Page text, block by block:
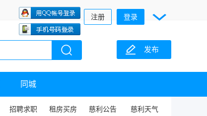
注册 登录
发布
同城
招聘求职 租房买房 慈利公告
慈利天气